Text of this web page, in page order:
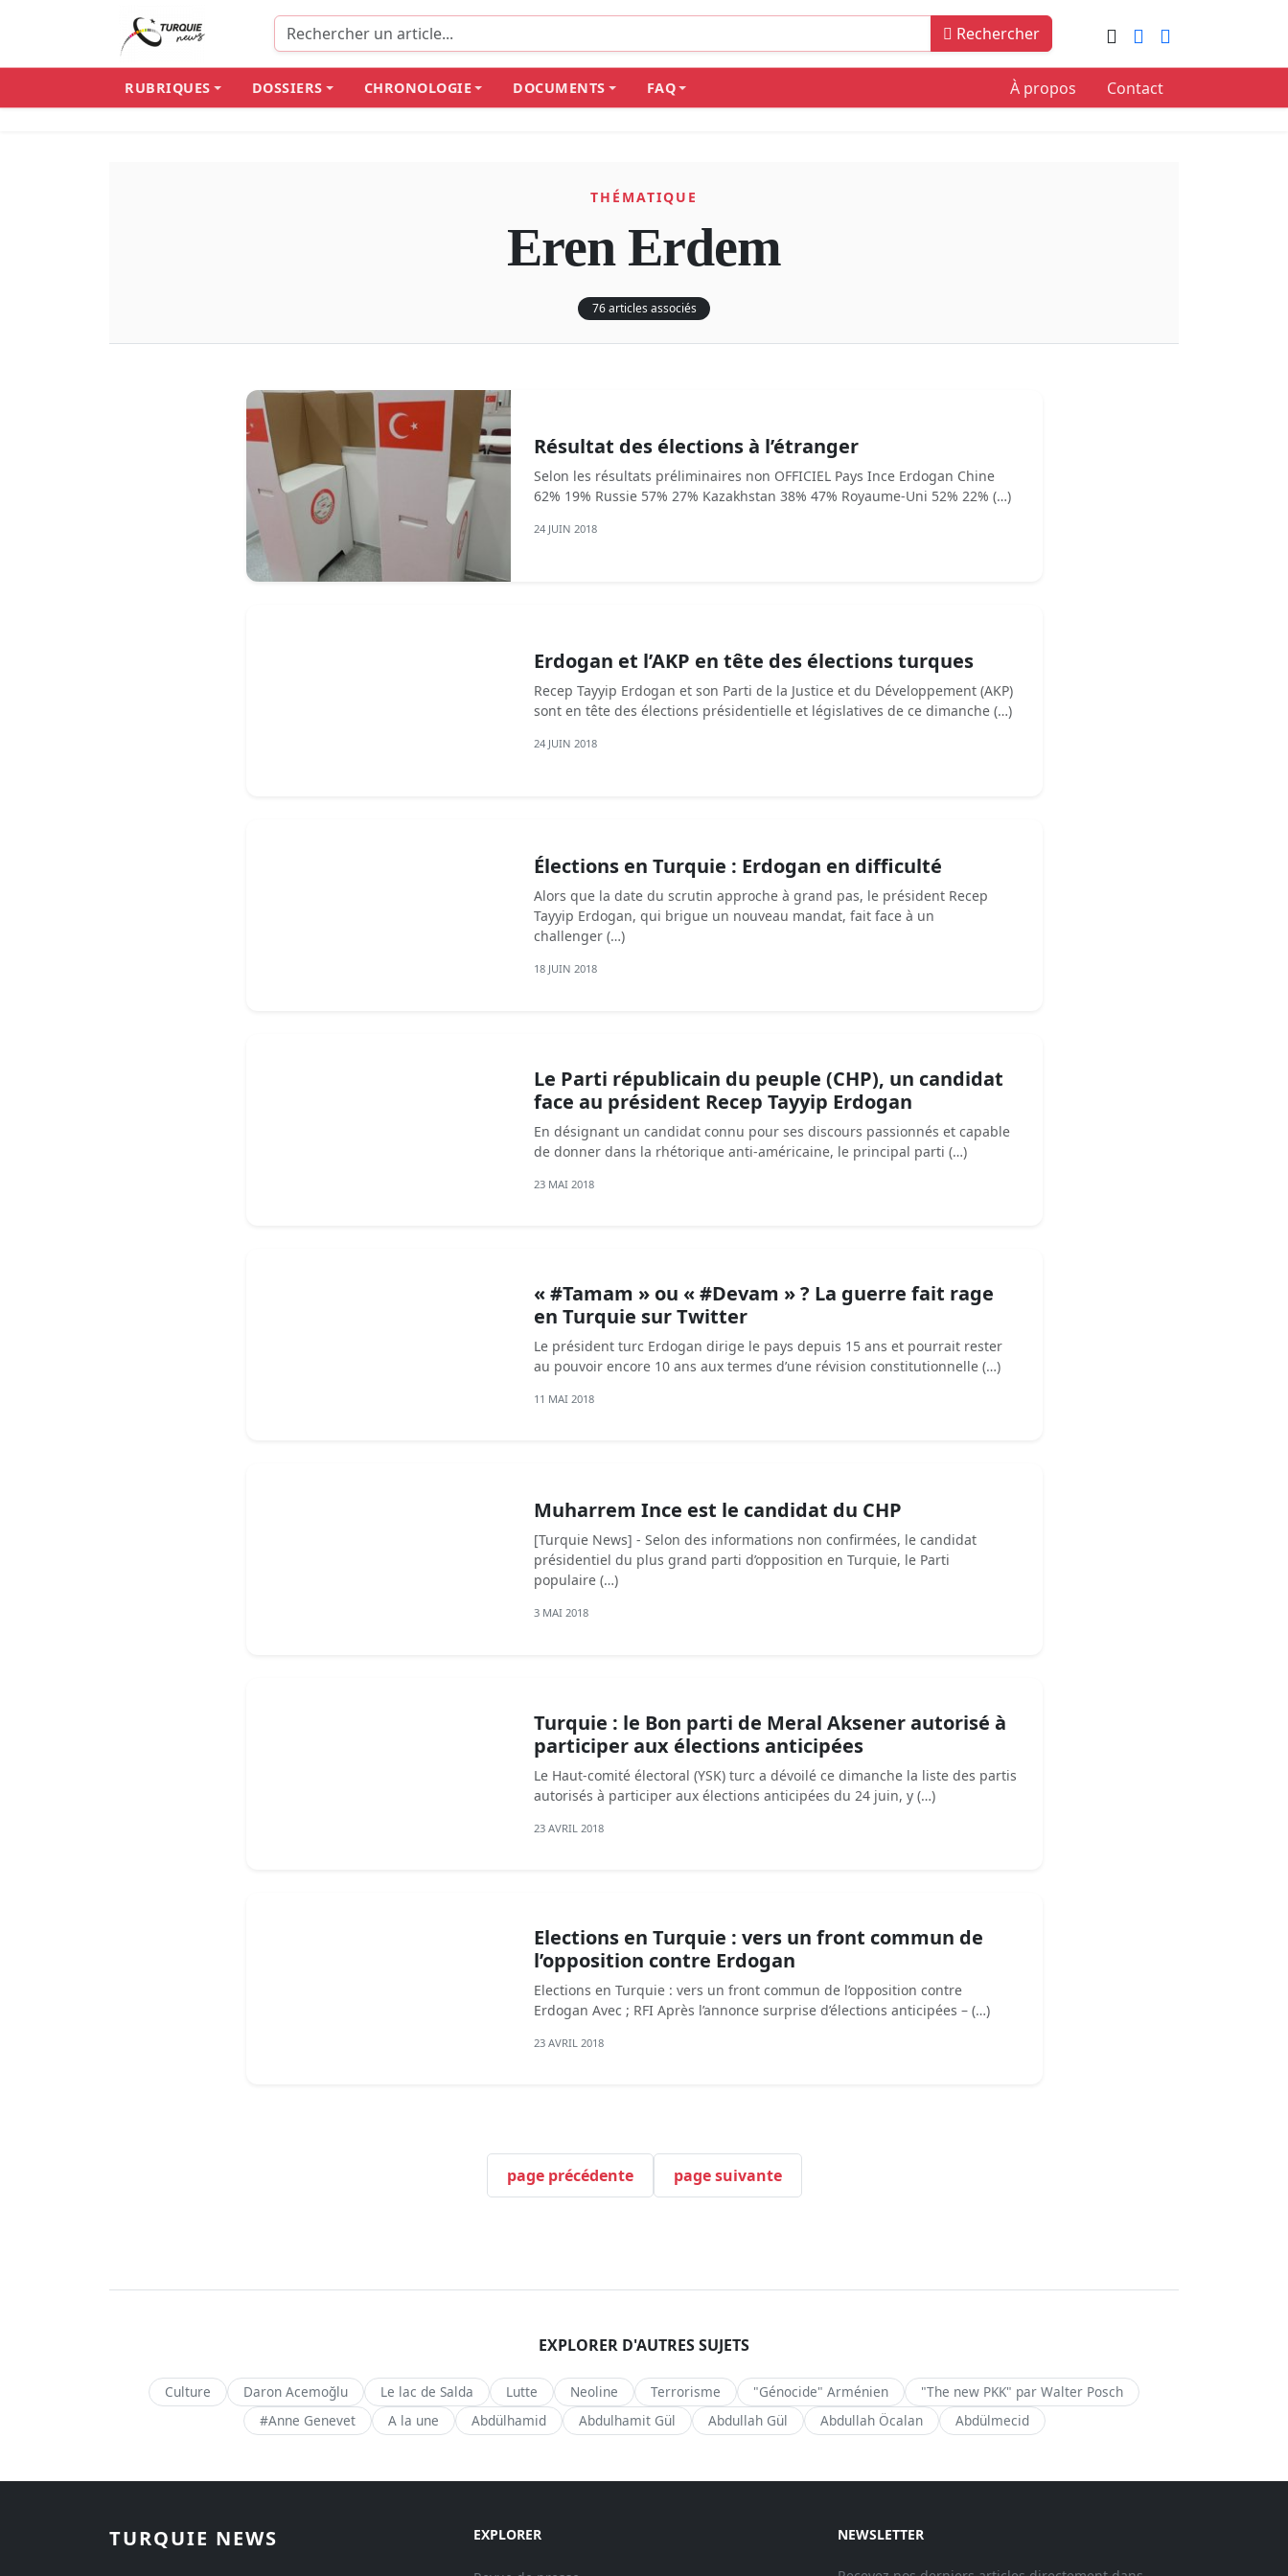
Rechercher
RUBRIQUES DOSSIERS CHRONOLOGIE DOCUMENTS FAQ À propos Contact
THÉMATIQUE
Eren Erdem
76 articles associés
Résultat des élections à l’étranger
Selon les résultats préliminaires non OFFICIEL Pays Ince Erdogan Chine
62% 19% Russie 57% 27% Kazakhstan 38% 47% Royaume-Uni 52% 22% (…)
24 JUIN 2018
Erdogan et l’AKP en tête des élections turques
Recep Tayyip Erdogan et son Parti de la Justice et du Développement (AKP)
sont en tête des élections présidentielle et législatives de ce dimanche (…)
24 JUIN 2018
Élections en Turquie : Erdogan en difficulté
Alors que la date du scrutin approche à grand pas, le président Recep
Tayyip Erdogan, qui brigue un nouveau mandat, fait face à un
challenger (…)
18 JUIN 2018
Le Parti républicain du peuple (CHP), un candidat
face au président Recep Tayyip Erdogan
En désignant un candidat connu pour ses discours passionnés et capable
de donner dans la rhétorique anti-américaine, le principal parti (…)
23 MAI 2018
« #Tamam » ou « #Devam » ? La guerre fait rage
en Turquie sur Twitter
Le président turc Erdogan dirige le pays depuis 15 ans et pourrait rester
au pouvoir encore 10 ans aux termes d’une révision constitutionnelle (…)
11 MAI 2018
Muharrem Ince est le candidat du CHP
[Turquie News] - Selon des informations non confirmées, le candidat
présidentiel du plus grand parti d’opposition en Turquie, le Parti
populaire (…)
3 MAI 2018
Turquie : le Bon parti de Meral Aksener autorisé à
participer aux élections anticipées
Le Haut-comité électoral (YSK) turc a dévoilé ce dimanche la liste des partis
autorisés à participer aux élections anticipées du 24 juin, y (…)
23 AVRIL 2018
Elections en Turquie : vers un front commun de
l’opposition contre Erdogan
Elections en Turquie : vers un front commun de l’opposition contre
Erdogan Avec ; RFI Après l’annonce surprise d’élections anticipées – (…)
23 AVRIL 2018
page précédente page suivante
EXPLORER D'AUTRES SUJETS
Culture Daron Acemoğlu Le lac de Salda Lutte Neoline Terrorisme "Génocide" Arménien
"The new PKK" par Walter Posch
#Anne Genevet
A la une Abdülhamid Abdulhamit Gül Abdullah Gül Abdullah Öcalan Abdülmecid
TURQUIE NEWS EXPLORER NEWSLETTER